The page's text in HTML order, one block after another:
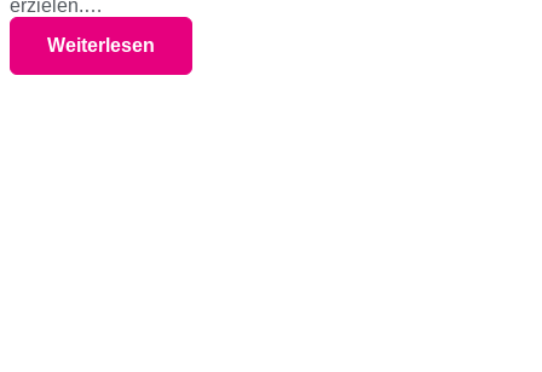
erzielen.…
Weiterlesen